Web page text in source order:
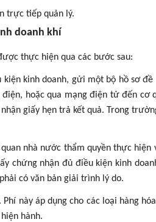
trực tiếp quản lý.
doanh khí
thực hiện qua các bước sau:
kinh doanh, gửi một bộ hồ sơ đề
hoặc qua mạng điện tử đến cơ
giấy hẹn trả kết quả. Trong
nhà nước thẩm quyền thực hiện
chứng nhận đủ điều kiện kinh
có văn bản giải trình lý do.
này áp dụng cho các loại hàng
hành.